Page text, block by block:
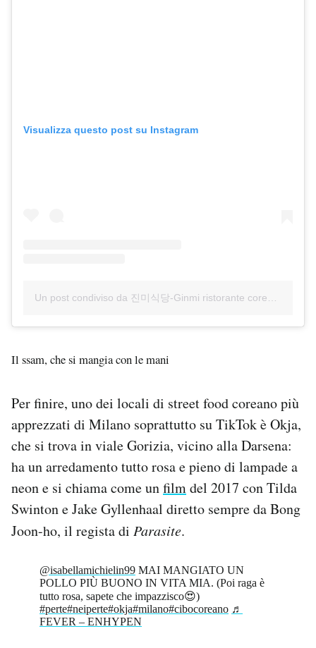
Visualizza questo post su Instagram
Un post condiviso da 진미식당-Ginmi ristorante coreano (@ginmi.milano)
Il ssam, che si mangia con le mani
Per finire, uno dei locali di street food coreano più
apprezzati di Milano soprattutto su TikTok è Okja,
che si trova in viale Gorizia, vicino alla Darsena:
ha un arredamento tutto rosa e pieno di lampade a
neon e si chiama come unfilmdel 2017 con Tilda
Swinton e Jake Gyllenhaal diretto sempre da Bong
Joon-ho, il regista di Parasite.
@isabellamichielin99 MAI MANGIATO UN
POLLO PIÙ BUONO IN VITA MIA. (Poi raga è
tutto rosa, sapete che impazzisco😍)
#perte#neiperte#okja#milano#cibocoreano ♬
FEVER – ENHYPEN